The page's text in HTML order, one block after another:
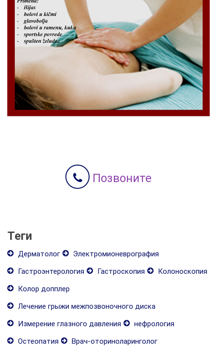
Позвоните
Теги
Дерматолог
Электромионеврография
Гастроэнтерология
Гастроскопия
Колоноскопия
Колор допплер
Лечение грыжи межпозвоночного диска
Измерение глазного давления
нефрология
Остеопатия
Врач-оториноларинголог